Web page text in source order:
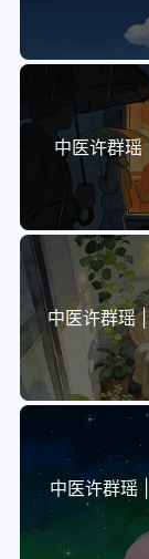
中医许群
中医许群瑶
中医许群瑶